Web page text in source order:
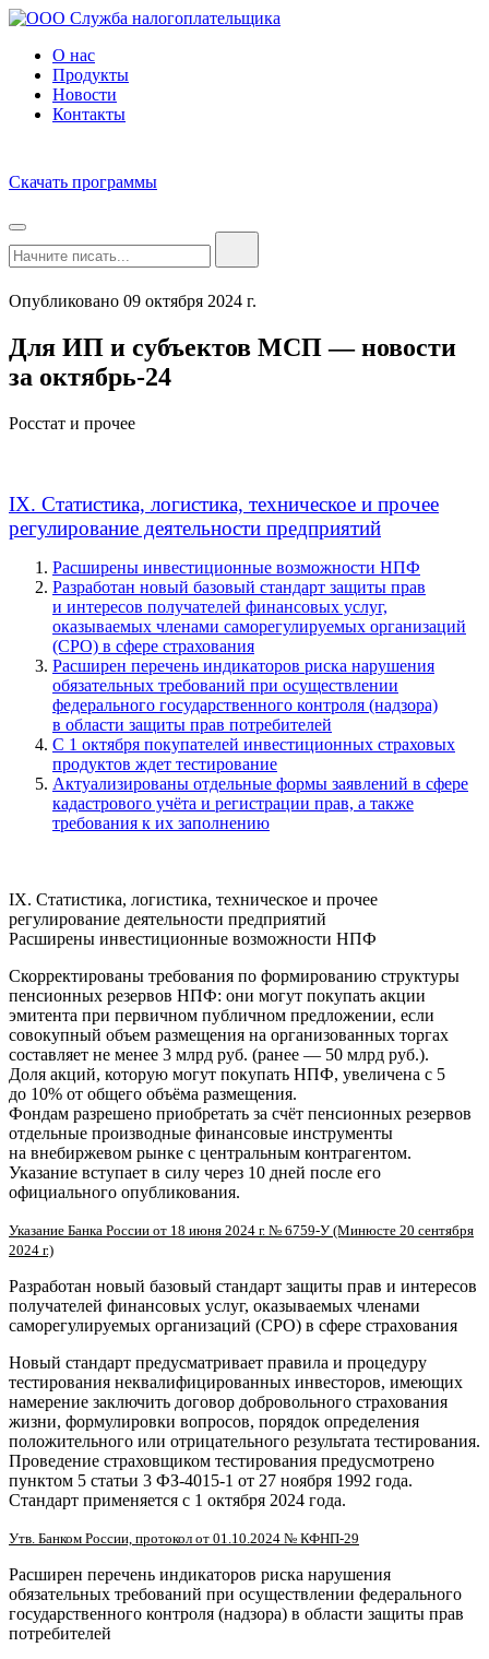
О нас
Продукты
Новости
Контакты
Скачать программы
Опубликовано 09 октября 2024 г.
Для ИП и субъектов МСП — новости
за октябрь-24
Росстат и прочее
IX. Статистика, логистика, техническое и прочее
регулирование деятельности предприятий
Расширены инвестиционные возможности НПФ
Разработан новый базовый стандарт защиты прав
и интересов получателей финансовых услуг,
оказываемых членами саморегулируемых организаций
(СРО) в сфере страхования
Расширен перечень индикаторов риска нарушения
обязательных требований при осуществлении
федерального государственного контроля (надзора)
в области защиты прав потребителей
С 1 октября покупателей инвестиционных страховых
продуктов ждет тестирование
Актуализированы отдельные формы заявлений в сфере
кадастрового учёта и регистрации прав, а также
требования к их заполнению
IX. Статистика, логистика, техническое и прочее
регулирование деятельности предприятий
Расширены инвестиционные возможности НПФ
Скорректированы требования по формированию структуры
пенсионных резервов НПФ: они могут покупать акции
эмитента при первичном публичном предложении, если
совокупный объем размещения на организованных торгах
составляет не менее 3 млрд руб. (ранее — 50 млрд руб.).
Доля акций, которую могут покупать НПФ, увеличена с 5
до 10% от общего объёма размещения.
Фондам разрешено приобретать за счёт пенсионных резервов
отдельные производные финансовые инструменты
на внебиржевом рынке с центральным контрагентом.
Указание вступает в силу через 10 дней после его
официального опубликования.
Указание Банка России от 18 июня 2024 г. № 6759-У (Минюсте 20 сентября
2024 г.)
Разработан новый базовый стандарт защиты прав и интересов
получателей финансовых услуг, оказываемых членами
саморегулируемых организаций (СРО) в сфере страхования
Новый стандарт предусматривает правила и процедуру
тестирования неквалифицированных инвесторов, имеющих
намерение заключить договор добровольного страхования
жизни, формулировки вопросов, порядок определения
положительного или отрицательного результата тестирования.
Проведение страховщиком тестирования предусмотрено
пунктом 5 статьи 3 ФЗ-4015-1 от 27 ноября 1992 года.
Стандарт применяется с 1 октября 2024 года.
Утв. Банком России, протокол от 01.10.2024 № КФНП-29
Расширен перечень индикаторов риска нарушения
обязательных требований при осуществлении федерального
государственного контроля (надзора) в области защиты прав
потребителей